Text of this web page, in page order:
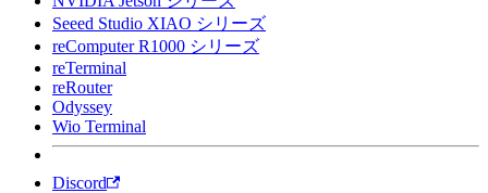
Seeed Studio XIAO シリーズ
reComputer R1000 シリーズ
reTerminal
reRouter
Odyssey
Wio Terminal
Discord